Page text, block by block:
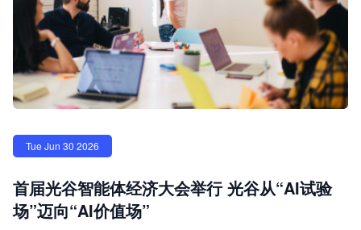
Tue Jun 30 2026
首届光谷智能体经济大会举行 光谷从“AI试验
场”迈向“AI价值场”